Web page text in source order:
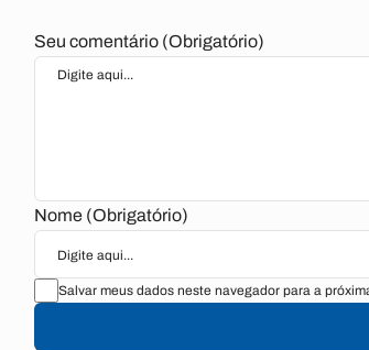
Seu comentário (Obrigatório)
Nome (Obrigatório)
Salvar meus dados neste navegador para a